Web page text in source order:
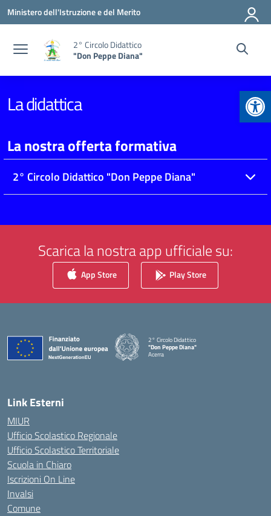
Vai ai contenuti
Vai al menu di navigazione
Vai al footer
Ministero dell'Istruzione e del Merito
2° Circolo Didattico
"Don Peppe Diana"
La didattica
La nostra offerta formativa
2° Circolo Didattico "Don Peppe Diana"
Scarica la nostra app ufficiale su:
App Store Play Store
2° Circolo Didattico
"Don Peppe Diana"
Acerra
Link Esterni
MIUR
Ufficio Scolastico Regionale
Ufficio Scolastico Territoriale
Scuola in Chiaro
Iscrizioni On Line
Invalsi
Comune